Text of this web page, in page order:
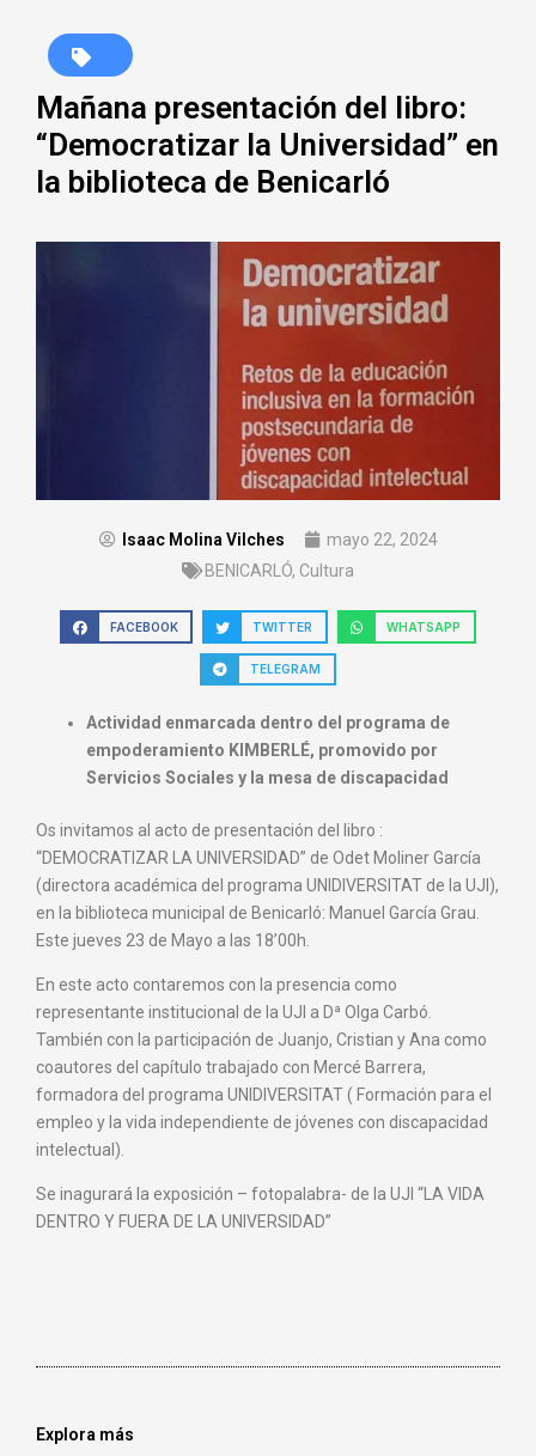
Mañana presentación del libro:
“Democratizar la Universidad” en
la biblioteca de Benicarló
Isaac Molina Vilches
mayo 22, 2024
BENICARLÓ, Cultura
FACEBOOK TWITTER WHATSAPP
TELEGRAM
Actividad enmarcada dentro del programa de
empoderamiento KIMBERLÉ, promovido por
Servicios Sociales y la mesa de discapacidad
Os invitamos al acto de presentación del libro :
“DEMOCRATIZAR LA UNIVERSIDAD” de Odet Moliner García
(directora académica del programa UNIDIVERSITAT de la UJI),
en la biblioteca municipal de Benicarló: Manuel García Grau.
Este jueves 23 de Mayo a las 18’00h.
En este acto contaremos con la presencia como
representante institucional de la UJI a Dª Olga Carbó.
También con la participación de Juanjo, Cristian y Ana como
coautores del capítulo trabajado con Mercé Barrera,
formadora del programa UNIDIVERSITAT ( Formación para el
empleo y la vida independiente de jóvenes con discapacidad
intelectual).
Se inagurará la exposición – fotopalabra- de la UJI “LA VIDA
DENTRO Y FUERA DE LA UNIVERSIDAD”
Explora más